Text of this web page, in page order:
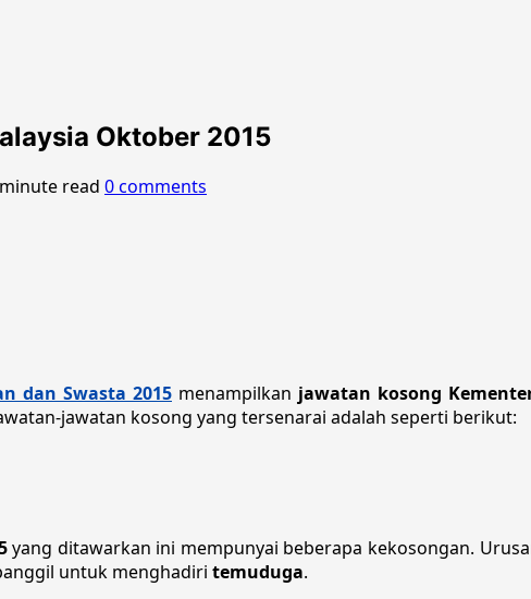
Oktober 2015
read 0 comments
dan Swasta 2015 menampilkan jawatan kosong
jawatan kosong yang tersenarai adalah seperti berikut:
yang ditawarkan ini mempunyai beberapa kekosongan.
untuk menghadiri temuduga.